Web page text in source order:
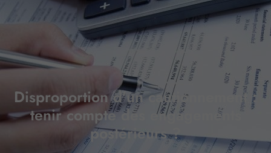
Disproportion d’un cautionnement :
tenir compte des engagements
postérieurs ?